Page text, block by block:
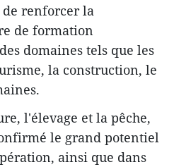
renforcer la
de formation
domaines tels que les
la construction, le
l'élevage et la pêche,
le grand potentiel
ainsi que dans